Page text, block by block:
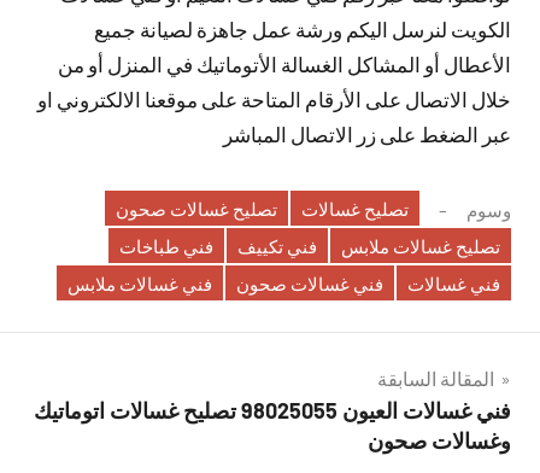
الكويت لنرسل اليكم ورشة عمل جاهزة لصيانة جميع
الأعطال أو المشاكل الغسالة الأتوماتيك في المنزل أو من
خلال الاتصال على الأرقام المتاحة على موقعنا الالكتروني او
عبر الضغط على زر الاتصال المباشر
وسوم تصليح غسالات
تصليح غسالات صحون
تصليح غسالات ملابس
فني تكييف
فني طباخات
فني غسالات
فني غسالات صحون فني غسالات ملابس
تصفّح
المقالات
المقالة السابقة
فني غسالات العيون 98025055 تصليح غسالات اتوماتيك
وغسالات صحون